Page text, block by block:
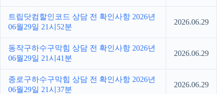
트립닷컴할인코드 상담 전 확인사항 2026년
06월29일 21시52분
2026.06.29
동작구하수구막힘 상담 전 확인사항 2026년
06월29일 21시41분
2026.06.29
종로구하수구막힘 상담 전 확인사항 2026년
06월29일 21시37분
2026.06.29